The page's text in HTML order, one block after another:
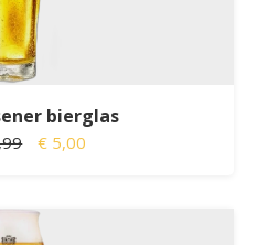
bierglas
€ 5,00